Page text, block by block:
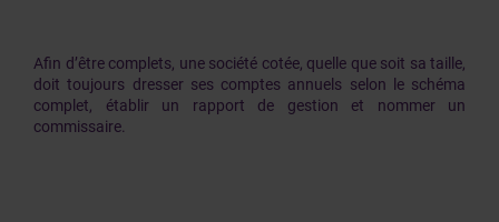
Afin d’être complets, une société cotée, quelle que soit sa taille,
doit toujours dresser ses comptes annuels selon le schéma
complet, établir un rapport de gestion et nommer un
commissaire.